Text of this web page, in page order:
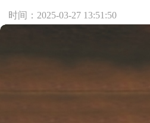
时间：2025-03-27 13:51:50